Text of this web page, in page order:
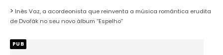
Inês Vaz, a acordeonista que reinventa a música romântica erudita
de Dvořák no seu novo álbum “Espelho”
PUB